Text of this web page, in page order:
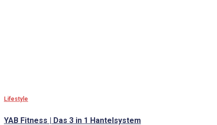
Lifestyle
YAB Fitness | Das 3 in 1 Hantelsystem